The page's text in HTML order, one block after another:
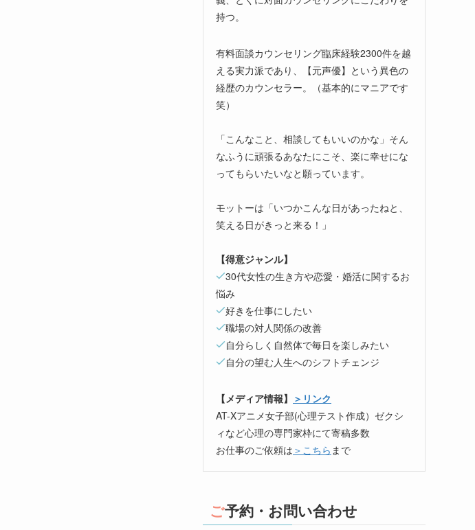
持つ。
有料面談カウンセリング臨床経験2300件を越
える実力派であり、【元声優】という異色の
経歴のカウンセラー。（基本的にマニアです
笑）
「こんなこと、相談してもいいのかな」そん
なふうに頑張るあなたにこそ、楽に幸せにな
ってもらいたいなと願っています。
モットーは「いつかこんな日があったねと、
笑える日がきっと来る！」
【得意ジャンル】
30代女性の生き方や恋愛・婚活に関するお
悩み
好きを仕事にしたい
職場の対人関係の改善
自分らしく自然体で毎日を楽しみたい
自分の望む人生へのシフトチェンジ
【メディア情報】 ＞リンク
AT-Xアニメ女子部(心理テスト作成）ゼクシ
ィなど心理の専門家枠にて寄稿多数
お仕事のご依頼は ＞こちら まで
ご予約・お問い合わせ